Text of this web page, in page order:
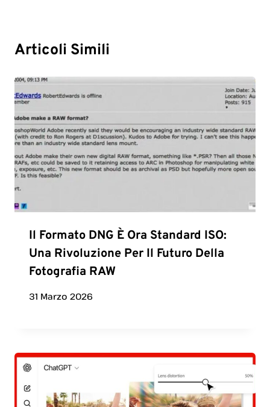
Articoli Simili
Il Formato DNG È Ora Standard ISO:
Una Rivoluzione Per Il Futuro Della
Fotografia RAW
31 Marzo 2026